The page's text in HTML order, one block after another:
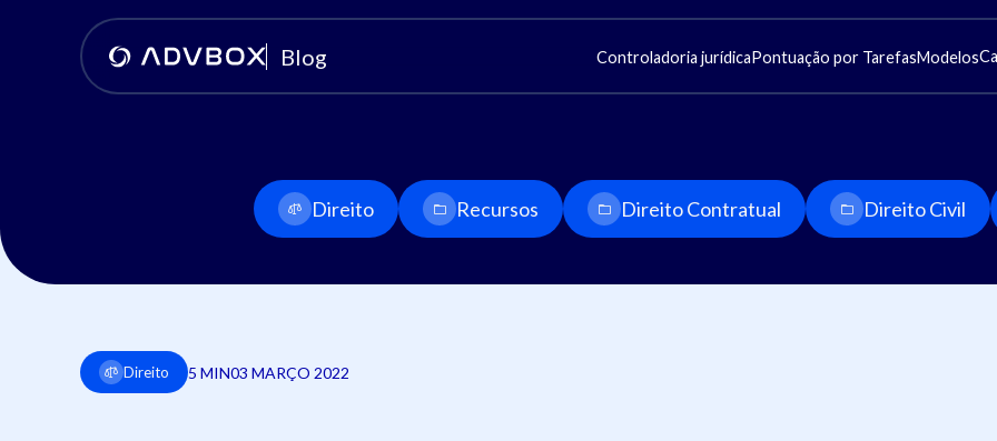
Blog Controladoria jurídicaPontuação por TarefasModelos
Direito Recursos Direito Contratual Direito Civil
Direito 5 MIN03 MARÇO 2022